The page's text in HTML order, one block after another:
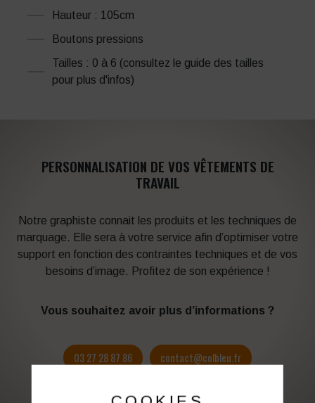
Hauteur : 105cm
Boutons pressions
Tailles : 0 à 6 (consultez le guide des tailles
pour plus d'infos)
PERSONNALISATION DE VOS VÊTEMENTS DE
TRAVAIL
Notre graphiste connait les produits et les techniques de
marquage. Elle sera à votre service afin d’optimiser votre
support en fonction des contraintes techniques et de vos
besoins d’image. Profitez de son expérience !
Vous souhaitez avoir plus d’informations ?
03 27 28 87 86 contact@colbleu.fr